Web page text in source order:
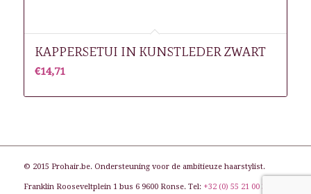
KAPPERSETUI IN KUNSTLEDER ZWART
€14,71
© 2015 Prohair.be. Ondersteuning voor de ambitieuze haarstylist.
Franklin Rooseveltplein 1 bus 6 9600 Ronse. Tel: +32 (0) 55 21 00 31